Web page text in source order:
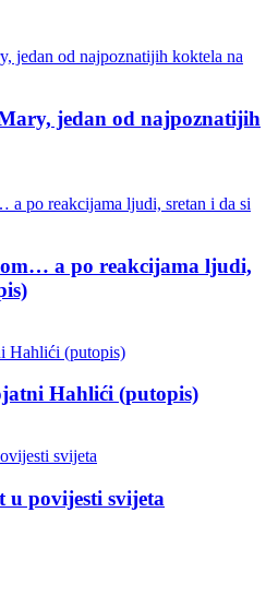
jedan od najpoznatijih
a po reakcijama ljudi,
Hahlići (putopis)
povijesti svijeta